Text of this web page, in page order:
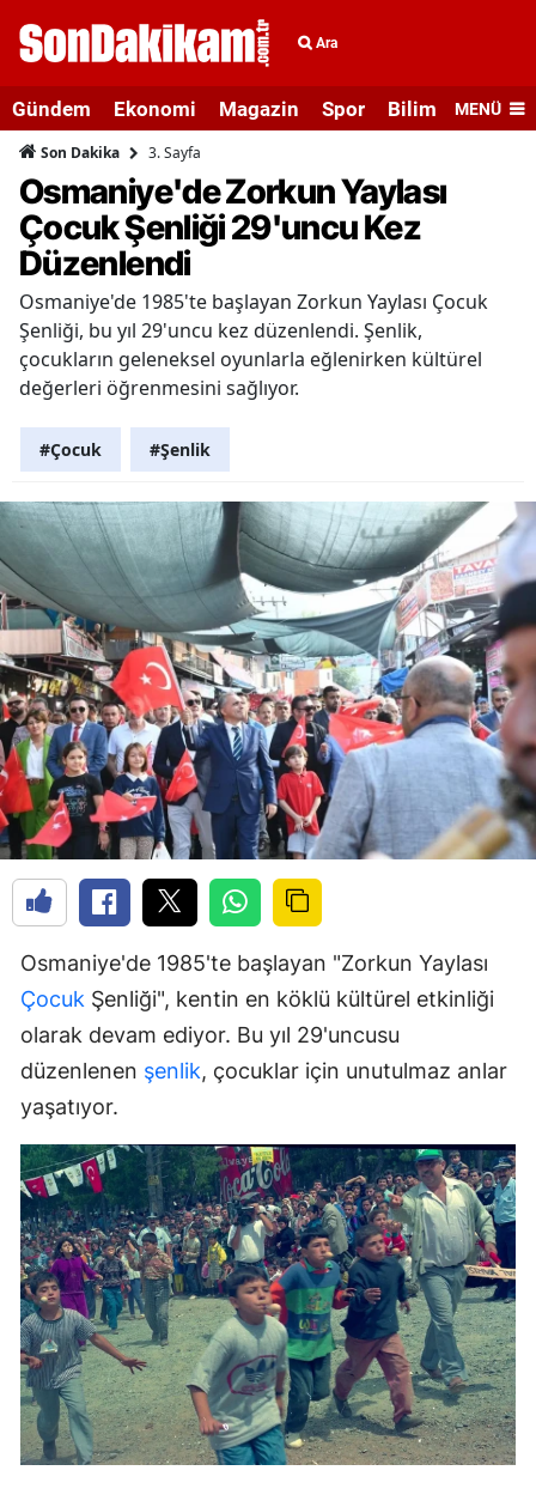
Ara
Gündem Ekonomi Magazin Spor Bilim veMENÜ
Son Dakika 3. Sayfa
Osmaniye'de Zorkun Yaylası
Çocuk Şenliği 29'uncu Kez
Düzenlendi
Osmaniye'de 1985'te başlayan Zorkun Yaylası Çocuk
Şenliği, bu yıl 29'uncu kez düzenlendi. Şenlik,
çocukların geleneksel oyunlarla eğlenirken kültürel
değerleri öğrenmesini sağlıyor.
#Çocuk #Şenlik
Osmaniye'de 1985'te başlayan "Zorkun Yaylası
Çocuk Şenliği", kentin en köklü kültürel etkinliği
olarak devam ediyor. Bu yıl 29'uncusu
düzenlenen şenlik, çocuklar için unutulmaz anlar
yaşatıyor.